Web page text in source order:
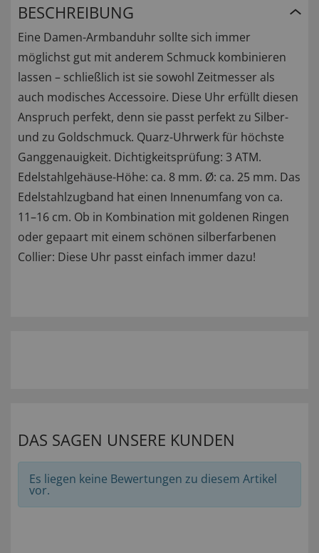
BESCHREIBUNG
Eine Damen-Armbanduhr sollte sich immer
möglichst gut mit anderem Schmuck kombinieren
lassen – schließlich ist sie sowohl Zeitmesser als
auch modisches Accessoire. Diese Uhr erfüllt diesen
Anspruch perfekt, denn sie passt perfekt zu Silber-
und zu Goldschmuck. Quarz-Uhrwerk für höchste
Ganggenauigkeit. Dichtigkeitsprüfung: 3 ATM.
Edelstahlgehäuse-Höhe: ca. 8 mm. Ø: ca. 25 mm. Das
Edelstahlzugband hat einen Innenumfang von ca.
11–16 cm. Ob in Kombination mit goldenen Ringen
oder gepaart mit einem schönen silberfarbenen
Collier: Diese Uhr passt einfach immer dazu!
DAS SAGEN UNSERE KUNDEN
Es liegen keine Bewertungen zu diesem Artikel
vor.